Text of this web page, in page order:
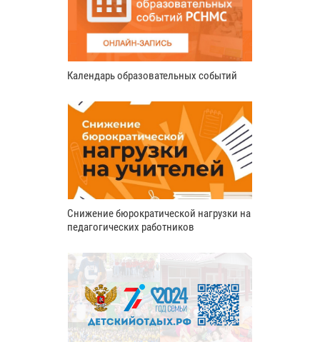
Календарь образовательных событий
Снижение бюрократической нагрузки на
педагогических работников